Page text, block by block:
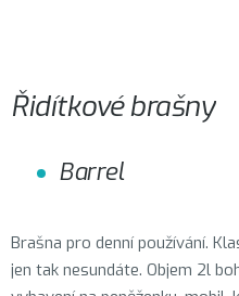
Řidítkové brašny
Barrel
Brašna pro denní používání.
jen tak nesundáte. Objem 2l